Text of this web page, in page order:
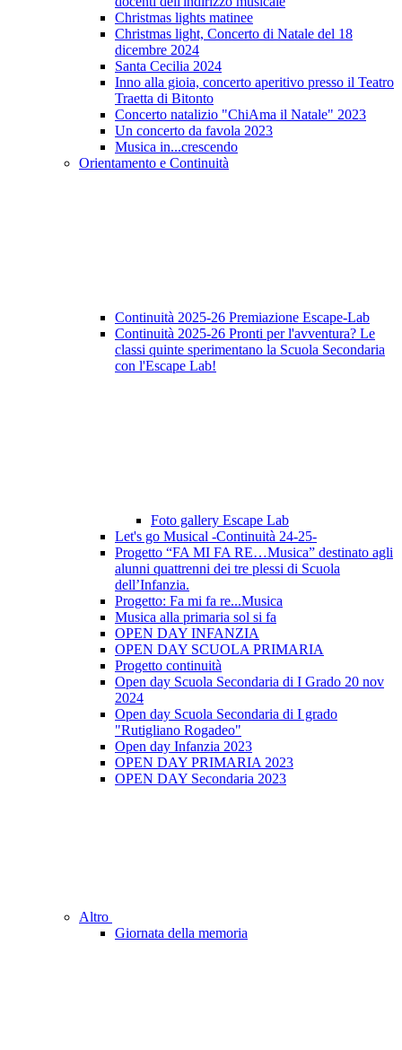
Christmas lights matinee
Christmas light, Concerto di Natale del 18
dicembre 2024
Santa Cecilia 2024
Inno alla gioia, concerto aperitivo presso il Teatro
Traetta di Bitonto
Concerto natalizio "ChiAma il Natale" 2023
Un concerto da favola 2023
Musica in...crescendo
Orientamento e Continuità
Continuità 2025-26 Premiazione Escape-Lab
Continuità 2025-26 Pronti per l'avventura? Le
classi quinte sperimentano la Scuola Secondaria
con l'Escape Lab!
Foto gallery Escape Lab
Let's go Musical -Continuità 24-25-
Progetto “FA MI FA RE…Musica” destinato agli
alunni quattrenni dei tre plessi di Scuola
dell’Infanzia.
Progetto: Fa mi fa re...Musica
Musica alla primaria sol si fa
OPEN DAY INFANZIA
OPEN DAY SCUOLA PRIMARIA
Progetto continuità
Open day Scuola Secondaria di I Grado 20 nov
2024
Open day Scuola Secondaria di I grado
"Rutigliano Rogadeo"
Open day Infanzia 2023
OPEN DAY PRIMARIA 2023
OPEN DAY Secondaria 2023
Altro
Giornata della memoria